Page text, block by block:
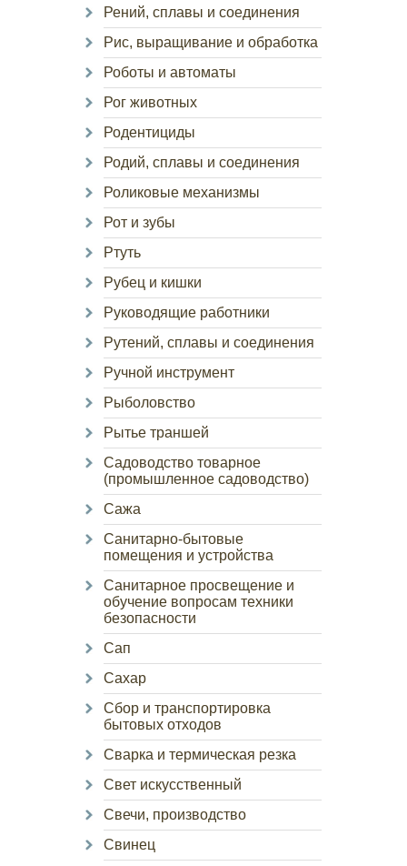
Рений, сплавы и соединения
Рис, выращивание и обработка
Роботы и автоматы
Рог животных
Родентициды
Родий, сплавы и соединения
Роликовые механизмы
Рот и зубы
Ртуть
Рубец и кишки
Руководящие работники
Рутений, сплавы и соединения
Ручной инструмент
Рыболовство
Рытье траншей
Садоводство товарное
(промышленное садоводство)
Сажа
Санитарно-бытовые
помещения и устройства
Санитарное просвещение и
обучение вопросам техники
безопасности
Сап
Сахар
Сбор и транспортировка
бытовых отходов
Сварка и термическая резка
Свет искусственный
Свечи, производство
Свинец